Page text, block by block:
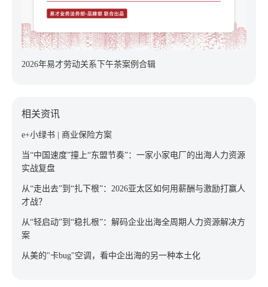
2026年易才劳动关系下午茶案例合辑
相关资讯
e+小绿书 | 商业保险方案
当“中国速度”撞上“东盟节奏”：一家小家电厂的出海人力资源
实战复盘
从“走出去”到“扎下根”：2026亚太区如何用薪酬与激励打赢人
才战？
从“轻启动”到“稳扎根”：解码企业出海全周期人力资源解决方
案
从美的"卡bug"空调，看中企出海的另一种本土化